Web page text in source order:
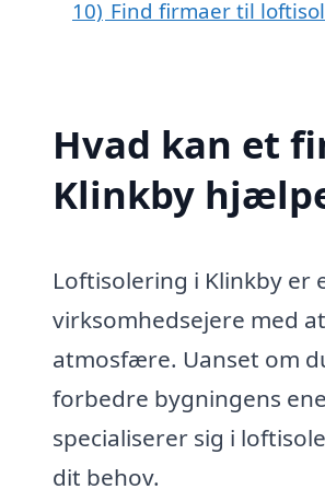
10) Find firmaer til
Hvad kan et
Klinkby
Loftisolering i Klinkby er
virksomhedsejere med
atmosfære. Uanset om
forbedre bygningens
specialiserer sig i
dit behov.